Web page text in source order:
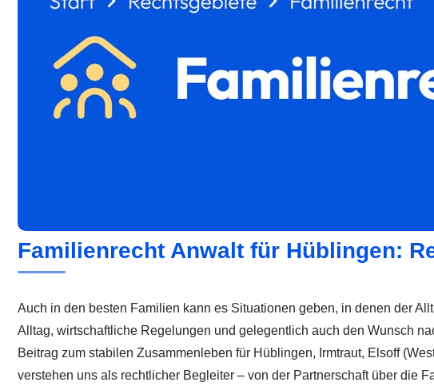
Familienrecht Anwalt für Hüblingen:
Auch in den besten Familien kann es Situationen geben, in denen der
Alltag, wirtschaftliche Regelungen und gelegentlich auch den Wunsch
Beitrag zum stabilen Zusammenleben für Hüblingen, Irmtraut, Elsoff
verstehen uns als rechtlicher Begleiter – von der Partnerschaft über die